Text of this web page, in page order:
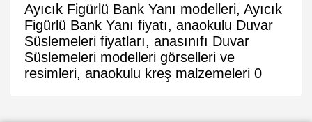
Ayıcık Figürlü Bank Yanı modelleri, Ayıcık
Figürlü Bank Yanı fiyatı, anaokulu Duvar
Süslemeleri fiyatları, anasınıfı Duvar
Süslemeleri modelleri görselleri ve
resimleri, anaokulu kreş malzemeleri 0